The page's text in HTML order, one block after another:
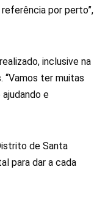
por perto”,
inclusive na
“Vamos ter muitas
e
de Santa
para dar a cada